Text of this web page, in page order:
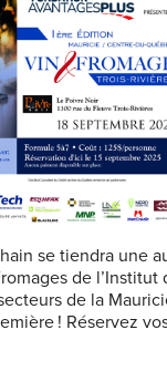
se tiendra une
de l’Institut
de la
! Réservez